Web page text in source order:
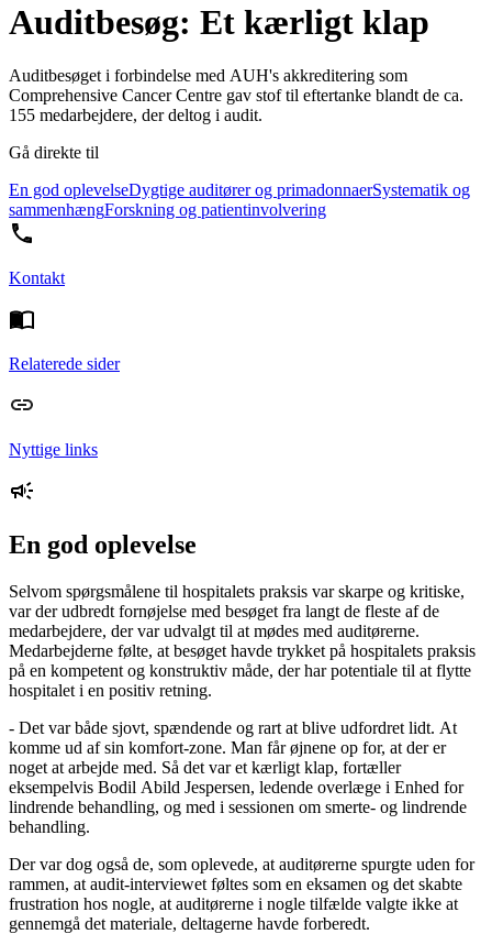
Auditbesøg: Et kærligt klap
Auditbesøget i forbindelse med AUH's akkreditering som
Comprehensive Cancer Centre gav stof til eftertanke blandt de ca.
155 medarbejdere, der deltog i audit.
Gå direkte til
En god oplevelseDygtige auditører og primadonnaerSystematik og
sammenhængForskning og patientinvolvering
Kontakt
Relaterede sider
Nyttige links
En god oplevelse
Selvom spørgsmålene til hospitalets praksis var skarpe og kritiske,
var der udbredt fornøjelse med besøget fra langt de fleste af de
medarbejdere, der var udvalgt til at mødes med auditørerne.
Medarbejderne følte, at besøget havde trykket på hospitalets praksis
på en kompetent og konstruktiv måde, der har potentiale til at flytte
hospitalet i en positiv retning.
- Det var både sjovt, spændende og rart at blive udfordret lidt. At
komme ud af sin komfort-zone. Man får øjnene op for, at der er
noget at arbejde med. Så det var et kærligt klap, fortæller
eksempelvis Bodil Abild Jespersen, ledende overlæge i Enhed for
lindrende behandling, og med i sessionen om smerte- og lindrende
behandling.
Der var dog også de, som oplevede, at auditørerne spurgte uden for
rammen, at audit-interviewet føltes som en eksamen og det skabte
frustration hos nogle, at auditørerne i nogle tilfælde valgte ikke at
gennemgå det materiale, deltagerne havde forberedt.